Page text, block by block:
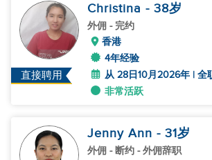
直接聘用
Christina - 38岁
外佣 - 完约
香港
4年经验
从 28日10月2026年 | 全
非常活跃
Jenny Ann - 31岁
外佣 - 断约 - 外佣辞职